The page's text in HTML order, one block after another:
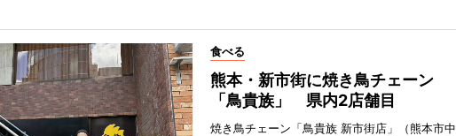
食べる
熊本・新市街に焼き鳥チェーン
「鳥貴族」 県内2店舗目
焼き鳥チェーン「鳥貴族 新市街店」（熊本市中